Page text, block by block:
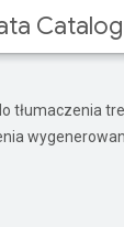
Catalog
tłumaczenia